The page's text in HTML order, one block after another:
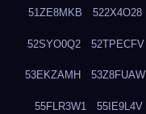
51ZE8MKB 522X4O28
52SYO0Q2 52TPECFV
53EKZAMH 53Z8FUAW
55FLR3W1 55IE9L4V